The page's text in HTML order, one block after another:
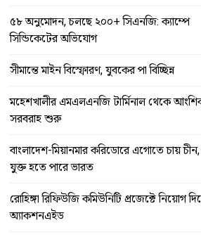
৫৮ অনুমোদন, চলছে ২০০+ সিএনজি: ক্যাম্পে
সিন্ডিকেটের অভিযোগ
সীমান্তে মাইন বিস্ফোরণ, যুবকের পা বিচ্ছিন্ন
মহেশখালীর এমএলএনজি টার্মিনাল থেকে
সরবরাহ শুরু
বাংলাদেশ-মিয়ানমার করিডোরে এগোতে চায়
যুক্ত হতে পারে ভারত
রোহিঙ্গা রিফিউজি কমিউনিটি প্রজেক্টে নিয়োগ
অ্যাকশনএইড